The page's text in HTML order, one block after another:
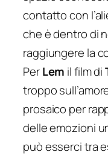
contatto con
che è dentro di
raggiungere la
PerLem il film di
troppo
prosaico per
delle emozioni
può esserci tra